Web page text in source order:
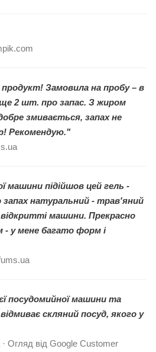
Замовила на пробу – в
2 шт. про запас. З жиром
змивається, запах не
Рекомендую."
машини підійшов цей гель -
натуральний - трав'яний
відкритті машини. Прекрасно
- у мене багато форм і
посудомийної машини та
скляний посуд, якого у
Огляд від Google Customer